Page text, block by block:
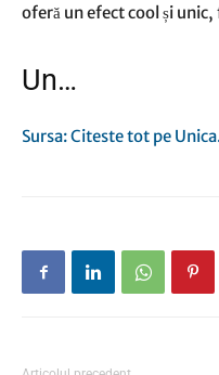
oferă un efect cool și unic,
Un…
Sursa: Citeste tot pe